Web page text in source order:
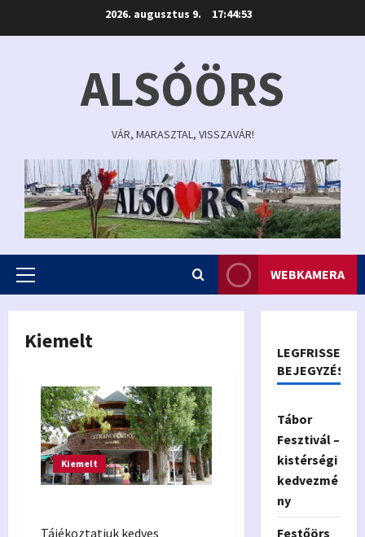
2026. augusztus 9. 17:44:53
ALSÓÖRS
VÁR, MARASZTAL, VISSZAVÁR!
Primary
WEBKAMERA
Kiemelt
Kiemelt
Tájékoztatjuk kedves
LEGFRISSEBB
BEJEGYZÉSEK
Tábor
Fesztivál –
kistérségi
kedvezmé
ny
Festőörs